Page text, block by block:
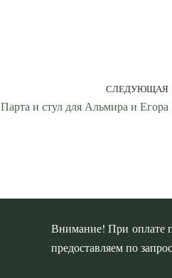
СЛЕДУЮЩАЯ
Парта и стул для Альмира и Егора
Внимание! При оплате
предоставляем по